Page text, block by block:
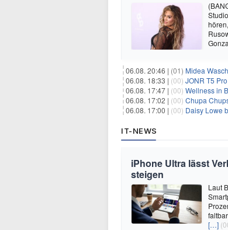
06.08. 20:46 | (01) Midea
06.08. 18:33 | (00) JONR T5
06.08. 17:47 | (00) Wellness in
06.08. 17:02 | (00) Chupa
06.08. 17:00 | (00) Daisy Lowe
IT-NEWS
iPhone Ultra lässt
steigen
Laut
[…]